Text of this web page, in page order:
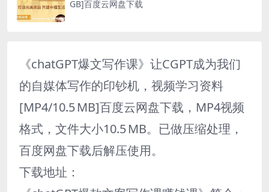
GB]百度云网盘下载
《chatGPT爆文写作课》让CGPT成为我们
的自媒体写作的印钞机，视频学习资料
[MP4/10.5 MB]百度云网盘下载，MP4视频
格式，文件大小10.5 MB。已做压缩处理，
百度网盘下载后解压使用。
下载地址：